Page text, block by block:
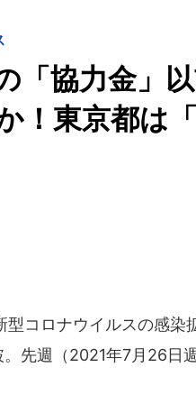
「協力金」
！東京都は
型コロナウイルスの感染
。先週（2021年7月26日